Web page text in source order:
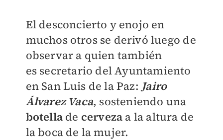
El desconcierto y enojo en
muchos otros se derivó luego de
observar a quien también
essecretario del Ayuntamiento
en San Luis de la Paz:Jairo
Álvarez Vaca, sosteniendo una
botella de cerveza a la altura de
la boca de la mujer.